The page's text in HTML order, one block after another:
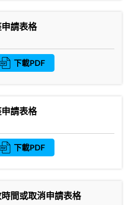
請表格
下載PDF
請表格
下載PDF
間或取消申請表格